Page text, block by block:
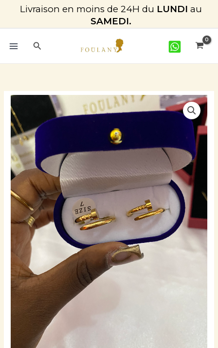
contenu
Livraison en moins de 24H du LUNDI au
SAMEDI.
Rechercher
Plage
de
CFA 5.000
quantité
de
Bague
Clou